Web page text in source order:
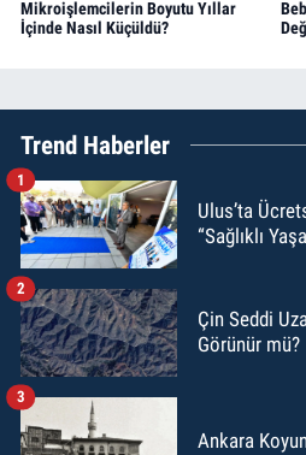
Mikroişlemcilerin Boyutu Yıllar
İçinde Nasıl Küçüldü?
Trend Haberler
Ulus’ta
“Sağlıklı
1
Çin Seddi
Görünür mü?
2
Ankara
3